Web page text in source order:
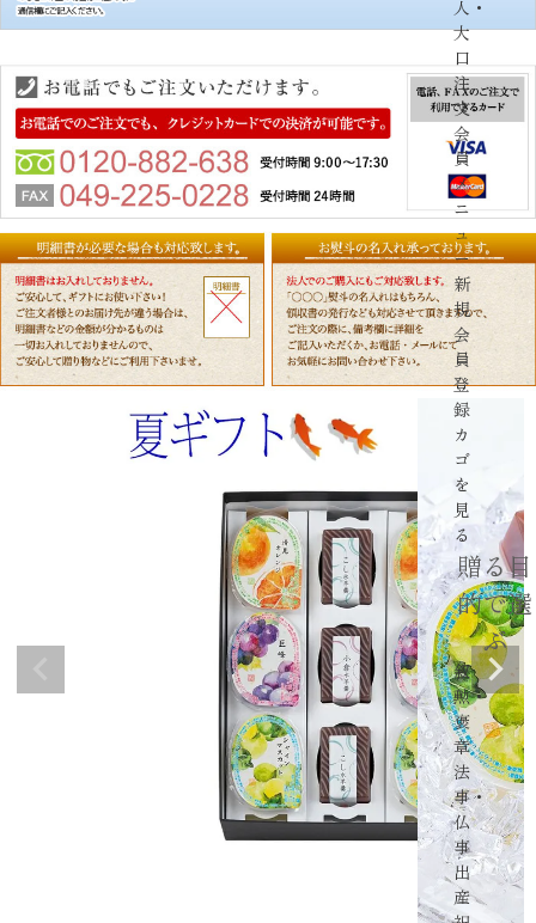
人・
大
口
注
文
会
員
メ
ニ
ュ
ー
新
規
会
員
登
録
カ
ゴ
を
見
る
贈る目
的で選
ぶ
叙
勲・
褒
章
法
事・
仏
事
出
産